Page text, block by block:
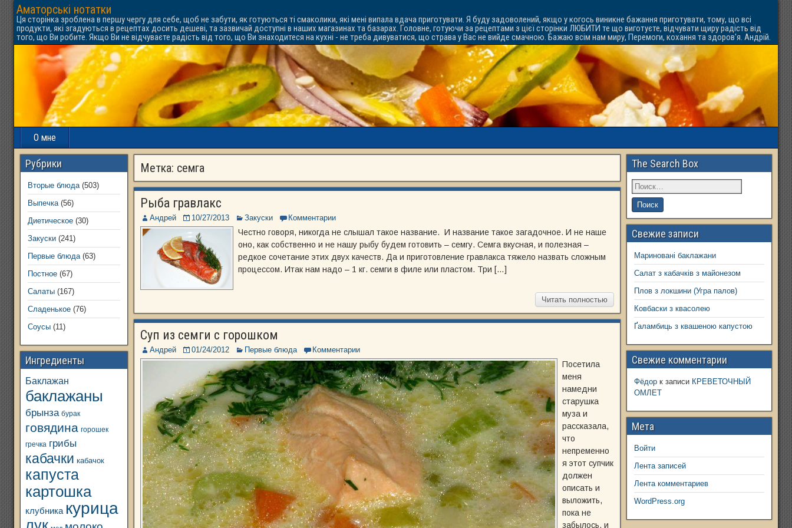
Аматорські нотатки
Ця сторінка зроблена в першу чергу для себе, щоб не забути, як готуються ті смаколики, які мені випала вдача приготувати. Я буду задоволений, якщо у когось виникне бажання приготувати, тому, що всі
продукти, які згадуються в рецептах досить дешеві, та зазвичай доступні в наших магазинах та базарах. Головне, готуючи за рецептами з цієї сторінки ЛЮБИТИ те що виготуєте, відчувати щиру радість від
того, що Ви робите. Якщо Ви не відчуваєте радість від того, що Ви знаходитеся на кухні - не треба дивуватися, що страва у Вас не вийде смачною. Бажаю всім нам миру, Перемоги, кохання та здоров'я. Андрій.
О мне
Метка: семга
Рыба гравлакс
Андрей 10/27/2013 Закуски Комментарии
Честно говоря, никогда не слышал такое название. И название такое загадочное. И не наше
оно, как собственно и не нашу рыбу будем готовить – семгу. Семга вкусная, и полезная –
редкое сочетание этих двух качеств. Да и приготовление гравлакса тяжело назвать сложным
процессом. Итак нам надо – 1 кг. семги в филе или пластом. Три […]
Читать полностью
Суп из семги с горошком
Андрей 01/24/2012 Первые блюда Комментарии
Посетила
меня
намедни
старушка
муза и
рассказала,
что
непременно
я этот супчик
должен
описать и
выложить,
пока не
забылось, и
Рубрики
Вторые блюда(503)
Выпечка(56)
Диетическое (30)
Закуски (241)
Первые блюда(63)
Постное (67)
Салаты (167)
Сладенькое (76)
Соусы (11)
Ингредиенты
Баклажан
баклажаны
брынза бурак
говядина горошек
гречка грибы
кабачки кабачок
капуста
картошка
клубника курица
The Search Box
Свежие записи
Мариновані баклажани
Салат з кабачків з майонезом
Плов з локшини (Угра палов)
Ковбаски з квасолею
Ґаламбиць з квашеною капустою
Свежие комментарии
Фёдорк записи КРЕВЕТОЧНЫЙ
ОМЛЕТ
Мета
Войти
Лента записей
Лента комментариев
WordPress.org